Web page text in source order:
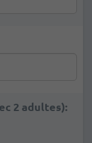
2 adultes):